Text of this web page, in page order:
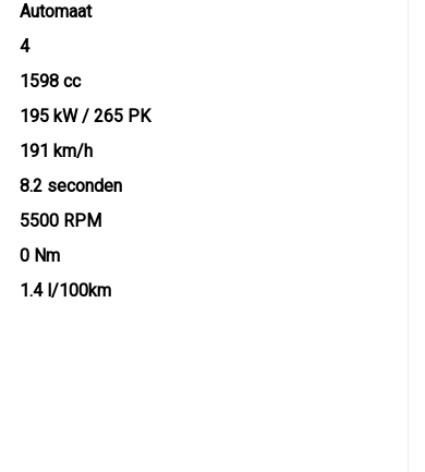
Automaat
4
1598 cc
195 kW / 265 PK
191 km/h
8.2 seconden
5500 RPM
0 Nm
1.4 l/100km